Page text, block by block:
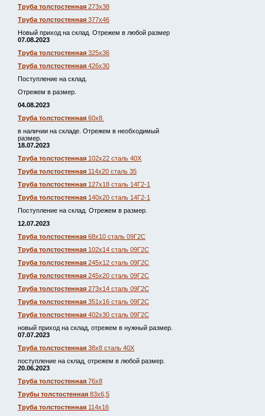
Труба толстостенная 273х38
Труба толстостенная 377х46
Новый приход на склад. Отрежем в любой размер
07.08.2023
Труба толстостенная 325х36
Труба толстостенная 426х30
Поступление на склад.
Отрежем в размер.
04.08.2023
Труба толстостенная 60х8
в наличии на складе. Отрежем в необходимый
размер.
18.07.2023
Труба толстостенная 102х22 сталь 40Х
Труба толстостенная 114х20 сталь 35
Труба толстостенная 127х18 сталь 14Г2-1
Труба толстостенная 140х20 сталь 14Г2-1
Поступление на склад. Отрежем в размер.
12.07.2023
Труба толстостенная 68х10 сталь 09Г2С
Труба толстостенная 102х14 сталь 09Г2С
Труба толстостенная 245х12 сталь 09Г2С
Труба толстостенная 245х20 сталь 09Г2С
Труба толстостенная 273х14 сталь 09Г2С
Труба толстостенная 351х16 сталь 09Г2С
Труба толстостенная 402х30 сталь 09Г2С
новый приход на склад, отрежем в нужный размер.
07.07.2023
Труба толстостенная 38х8 сталь 40Х
поступление на склад, отрежем в любой размер.
20.06.2023
Труба толстостенная 76х8
Трубы толстостенная 83х6,5
Труба толстостенная 114х16